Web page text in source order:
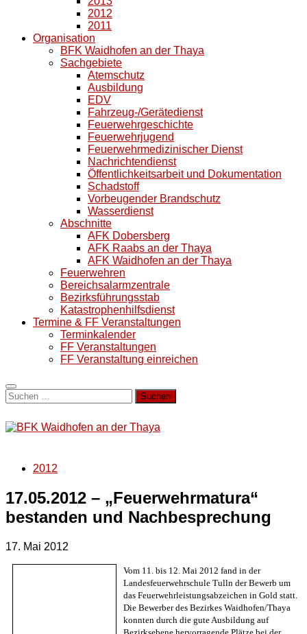
2012
2011
Organisation
BFK Waidhofen an der Thaya
Sachgebiete
Atemschutz
Ausbildung
EDV
Fahrzeug-/Gerätedienst
Feuerwehrgeschichte
Feuerwehrjugend
Feuerwehrmedizinischer Dienst
Nachrichtendienst
Öffentlichkeitsarbeit und Dokumentation
Schadstoff
Vorbeugender Brandschutz
Wasserdienst
Abschnitte
AFK Dobersberg
AFK Raabs an der Thaya
AFK Waidhofen an der Thaya
Feuerwehren
Bereichsalarmzentrale
Bezirksführungsstab
Katastrophenhilfsdienst
Termine & FF Veranstaltungen
Terminkalender
FF Veranstaltungen
FF Veranstaltung einreichen
Suchen
nach:
2012
17.05.2012 – „Feuerwehrmatura“
bestanden und Nachbesprechung
17. Mai 2012
Vom 11. bis 12. Mai 2012 fand in der
Landesfeuerwehrschule Tulln der Bewerb um
das Feuerwehrleistungsabzeichen in Gold statt.
Die Bewerber des Bezirkes Waidhofen/Thaya
konnten durch die gute Ausbildung auf